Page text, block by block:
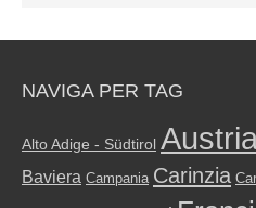
NAVIGA PER TAG
Alto Adige - Südtirol Austria
Baviera Campania Carinzia